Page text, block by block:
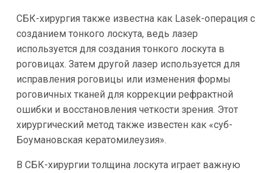
СБК-хирургия также известна как Lasek-операция с
созданием тонкого лоскута, ведь лазер
используется для создания тонкого лоскута в
роговицах. Затем другой лазер используется для
исправления роговицы или изменения формы
роговичных тканей для коррекции рефрактной
ошибки и восстановления четкости зрения. Этот
хирургический метод также известен как «суб-
Боумановская кератомилеузия».
В СБК-хирургии толщина лоскута играет важную